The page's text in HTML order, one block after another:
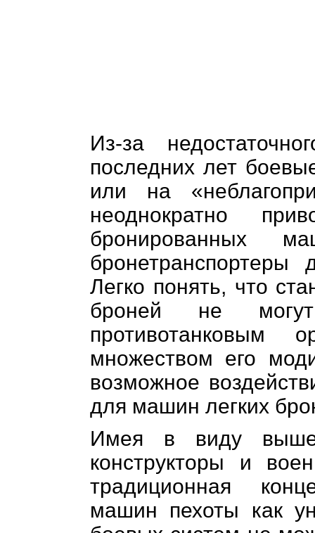
Из-за
последних лет
или на
неоднократно
бронированных
бронетранспортеры
Легко понять, что
броней не
множеством его
возможное
для машин легких
Имея в виду
конструкторы и
традиционная
машин пехоты как